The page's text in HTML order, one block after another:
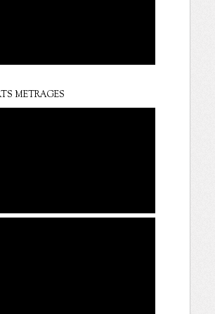
METRAGES